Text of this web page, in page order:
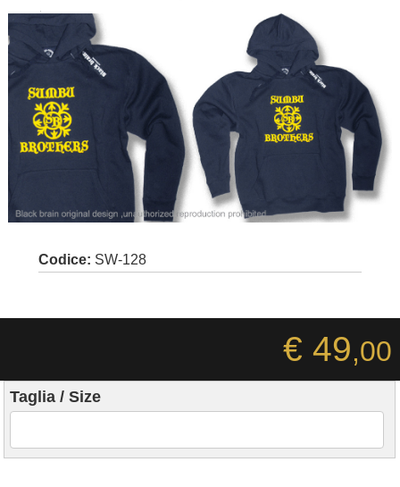
Codice: SW-128
€ 49,00
Taglia / Size